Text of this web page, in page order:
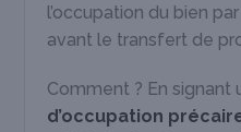
l’occupation du bien
avant le transfert de
Comment ? En signant
d’occupation